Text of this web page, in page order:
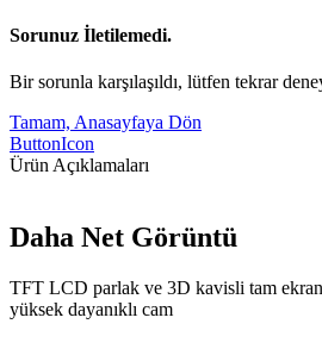
Sorunuz İletilemedi.
Bir sorunla karşılaşıldı, lütfen tekrar
Tamam, Anasayfaya Dön
ButtonIcon
Ürün Açıklamaları
Daha Net Görüntü
TFT LCD parlak ve 3D kavisli tam
yüksek dayanıklı cam